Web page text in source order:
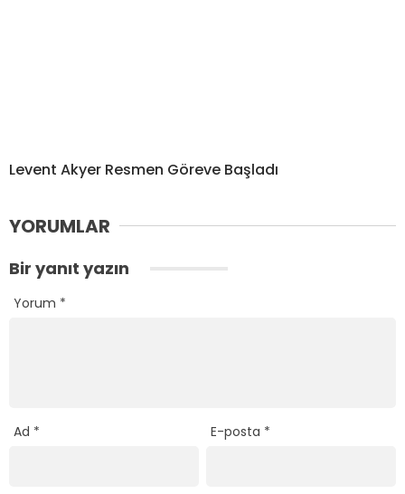
Levent Akyer Resmen Göreve Başladı
YORUMLAR
Bir yanıt yazın
Yorum *
Ad * E-posta *